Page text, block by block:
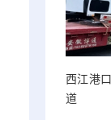
西江港
道